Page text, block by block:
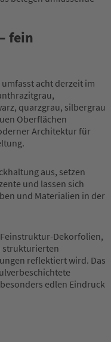
fein
acht derzeit im
quarzgrau, silbergrau
Oberflächen
Architektur für
aus, setzen
und lassen sich
und Materialien in der
Dekorfolien,
strukturierten
reflektiert wird. Das
edlen Eindruck